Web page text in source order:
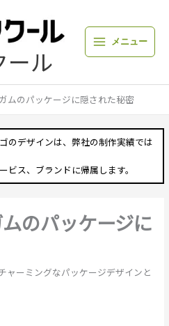
ール
メニュー
ムのパッケージに隠された秘密
のデザインは、弊社の制作実績では
ビス、ブランドに帰属します。
のパッケージに
ャーミングなパッケージデザインと